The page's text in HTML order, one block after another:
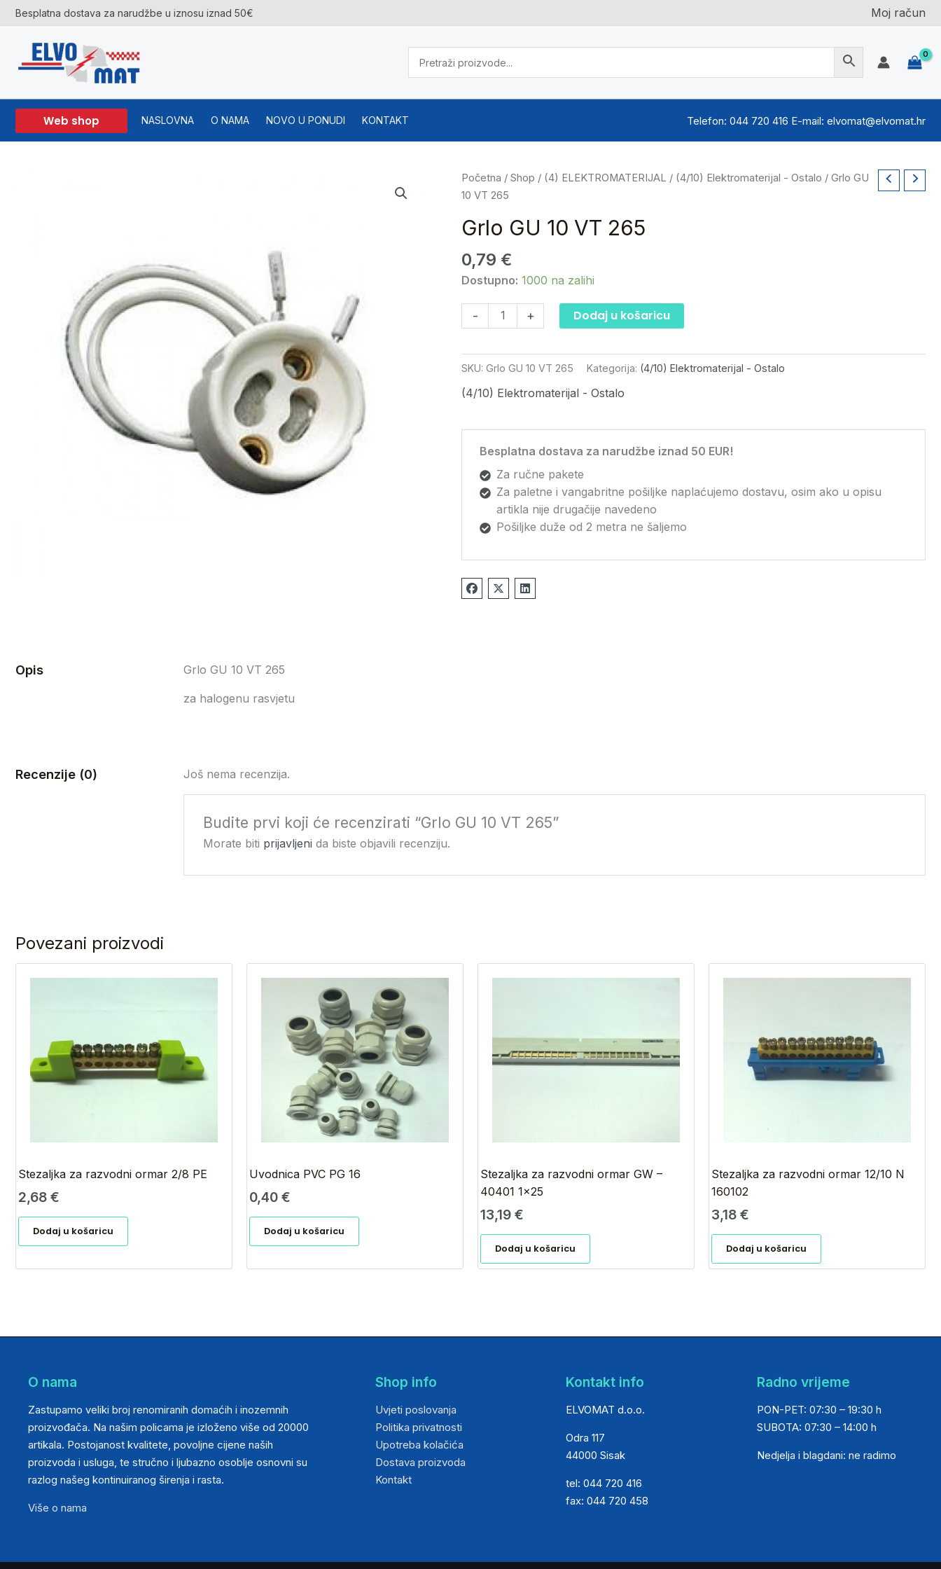
Skip
to
content
Besplatna dostava za narudžbe u iznosu iznad 50€ Moj račun
Web shop NASLOVNA O NAMA NOVO U PONUDI KONTAKT Telefon: 044 720 416 E-mail: elvomat@elvomat.hr
Početna / Shop / (4) ELEKTROMATERIJAL / (4/10) Elektromaterijal - Ostalo / Grlo GU
10 VT 265
Grlo GU 10 VT 265
0,79 €
Dostupno: 1000 na zalihi
-
Grlo
GU
VT
količina
+ Dodaj u košaricu
SKU: Grlo GU 10 VT 265 Kategorija: (4/10) Elektromaterijal - Ostalo
(4/10) Elektromaterijal - Ostalo
Besplatna dostava za narudžbe iznad 50 EUR!
Za ručne pakete
Za paletne i vangabritne pošiljke naplaćujemo dostavu, osim ako u opisu
artikla nije drugačije navedeno
Pošiljke duže od 2 metra ne šaljemo
Opis Grlo GU 10 VT 265
za halogenu rasvjetu
Recenzije (0) Još nema recenzija.
Budite prvi koji će recenzirati “Grlo GU 10 VT 265”
Morate biti prijavljeni da biste objavili recenziju.
Povezani proizvodi
Stezaljka za razvodni ormar 2/8 PE
2,68€
Dodaj u košaricu
Uvodnica PVC PG 16
0,40€
Dodaj u košaricu
Stezaljka za razvodni ormar GW –
40401 1×25
13,19€
Dodaj u košaricu
Stezaljka za razvodni ormar 12/10 N
160102
3,18€
Dodaj u košaricu
O nama
Zastupamo veliki broj renomiranih domaćih i inozemnih
proizvođača. Na našim policama je izloženo više od 20000
artikala. Postojanost kvalitete, povoljne cijene naših
proizvoda i usluga, te stručno i ljubazno osoblje osnovni su
razlog našeg kontinuiranog širenja i rasta.
Više o nama
Shop info
Uvjeti poslovanja
Politika privatnosti
Upotreba kolačića
Dostava proizvoda
Kontakt
Kontakt info
ELVOMAT d.o.o.
Odra 117
44000 Sisak
tel: 044 720 416
fax: 044 720 458
Radno vrijeme
PON-PET: 07:30 – 19:30 h
SUBOTA: 07:30 – 14:00 h
Nedjelja i blagdani: ne radimo